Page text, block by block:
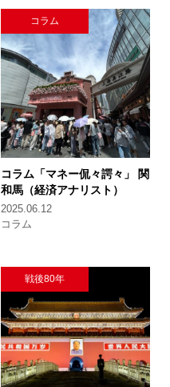
コラム
コラム「マネー侃々諤々」 関
和馬（経済アナリスト）
2025.06.12
コラム
戦後80年